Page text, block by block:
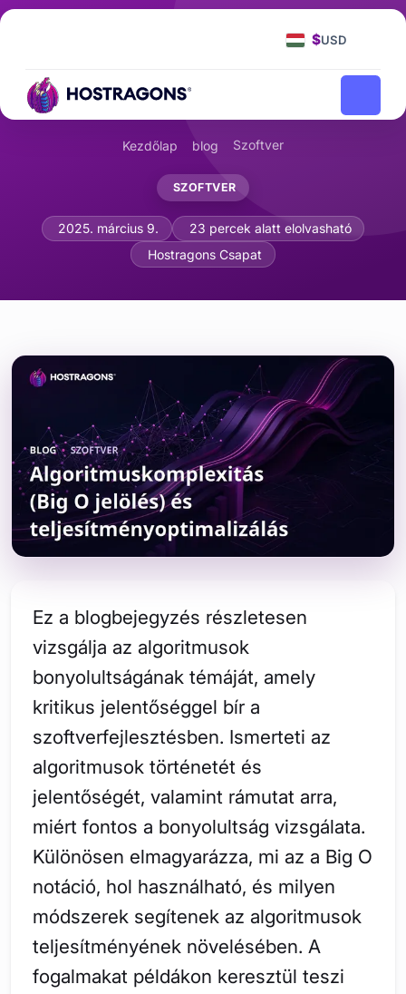
$USD
Kezdőlap blog Szoftver
SZOFTVER
Algoritmusok Bonyolultsága (Big O
2025. március 9.
23 percek alatt elolvasható
Hostragons Csapat
Ez a blogbejegyzés részletesen
vizsgálja az algoritmusok
bonyolultságának témáját, amely
kritikus jelentőséggel bír a
szoftverfejlesztésben. Ismerteti az
algoritmusok történetét és
jelentőségét, valamint rámutat arra,
miért fontos a bonyolultság vizsgálata.
Különösen elmagyarázza, mi az a Big O
notáció, hol használható, és milyen
módszerek segítenek az algoritmusok
teljesítményének növelésében. A
fogalmakat példákon keresztül teszi